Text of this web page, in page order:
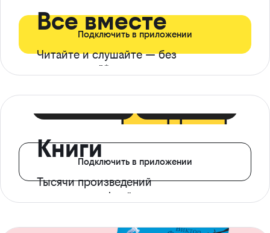
Все вместе
Читайте и слушайте — без
ограничений*
Подключить в приложении
Книги
Тысячи произведений
с доступом офлайн
Подключить в приложении